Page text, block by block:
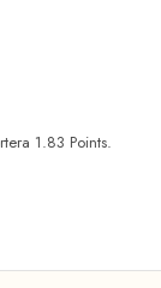
1.83 Points.